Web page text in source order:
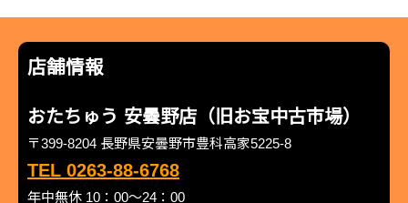
店舗情報
おたちゅう 安曇野店（旧お宝中古市場）
〒399-8204 長野県安曇野市豊科高家5225-8
TEL 0263-88-6768
年中無休 10：00～24：00